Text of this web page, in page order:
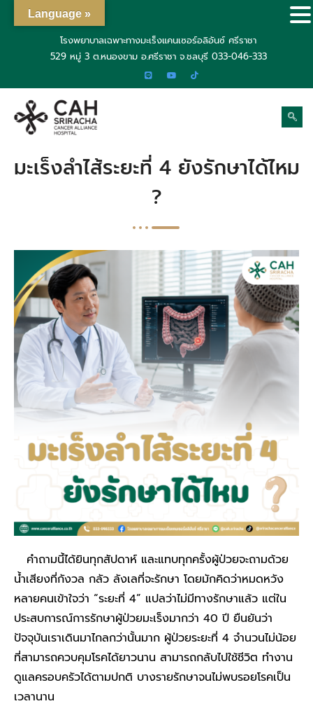
โรงพยาบาลเฉพาะทางมะเร็งแคนเซอร์อลิอันซ์ ศรีราชา
529 หมู่ 3 ต.หนองขาม อ.ศรีราชา จ.ชลบุรี 033-046-333
มะเร็งลำไส้ระยะที่ 4 ยังรักษาได้ไหม
?
คำถามนี้ได้ยินทุกสัปดาห์ และแทบทุกครั้งผู้ป่วยจะถามด้วย
น้ำเสียงที่กังวล กลัว ลังเลที่จะรักษา โดยมักคิดว่าหมดหวัง
หลายคนเข้าใจว่า “ระยะที่ 4” แปลว่าไม่มีทางรักษาแล้ว แต่ใน
ประสบการณ์การรักษาผู้ป่วยมะเร็งมากว่า 40 ปี ยืนยันว่า
ปัจจุบันเราเดินมาไกลกว่านั้นมาก ผู้ป่วยระยะที่ 4 จำนวนไม่น้อย
ที่สามารถควบคุมโรคได้ยาวนาน สามารถกลับไปใช้ชีวิต ทำงาน
ดูแลครอบครัวได้ตามปกติ บางรายรักษาจนไม่พบรอยโรคเป็น
เวลานาน
Language »